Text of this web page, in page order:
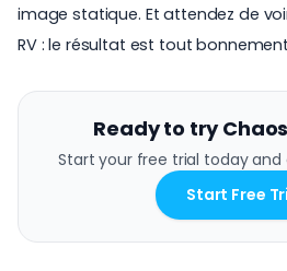
image statique. Et attendez de
RV : le résultat est tout
Ready to try
Start your free trial today and
Start Free